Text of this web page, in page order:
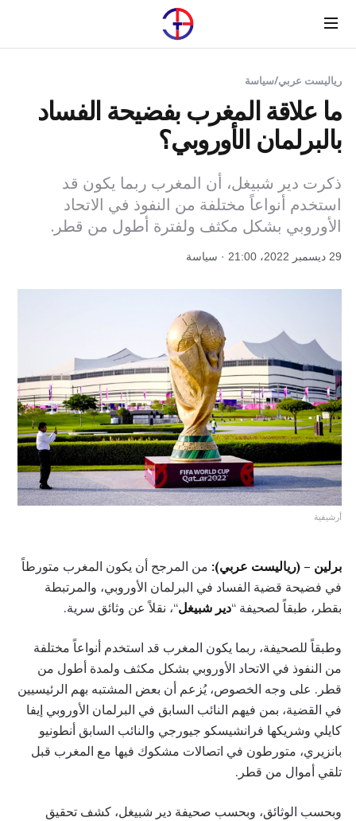
Menu
رياليست عربي/سياسة
ما علاقة المغرب بفضيحة الفساد
بالبرلمان الأوروبي؟
ذكرت دير شبيغل، أن المغرب ربما يكون قد
استخدم أنواعاً مختلفة من النفوذ في الاتحاد
الأوروبي بشكل مكثف ولفترة أطول من قطر.
29 ديسمبر 2022، 21:00 · سياسة
أرشيفية
برلين – (رياليست عربي): من المرجح أن يكون المغرب متورطاً
في فضيحة قضية الفساد في البرلمان الأوروبي، والمرتبطة
بقطر، طبقاً لصحيفة “دير شبيغل“، نقلاً عن وثائق سرية.
وطبقاً للصحيفة، ربما يكون المغرب قد استخدم أنواعاً مختلفة
من النفوذ في الاتحاد الأوروبي بشكل مكثف ولمدة أطول من
قطر. على وجه الخصوص، يُزعم أن بعض المشتبه بهم الرئيسيين
في القضية، بمن فيهم النائب السابق في البرلمان الأوروبي إيفا
كايلي وشريكها فرانشيسكو جيورجي والنائب السابق أنطونيو
بانزيري، متورطون في اتصالات مشكوك فيها مع المغرب قبل
تلقي أموال من قطر.
وبحسب الوثائق، وبحسب صحيفة دير شبيغل، كشف تحقيق